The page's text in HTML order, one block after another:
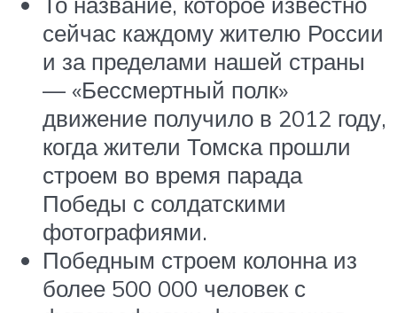
сейчас каждому жителю России
и за пределами нашей страны
— «Бессмертный полк»
движение получило в 2012 году,
когда жители Томска прошли
строем во время парада
Победы с солдатскими
фотографиями.
Победным строем колонна из
более 500 000 человек с